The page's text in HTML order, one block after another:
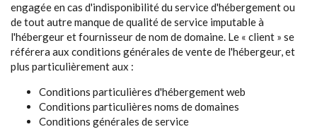
engagée en cas d'indisponibilité du service d'hébergement ou
de tout autre manque de qualité de service imputable à
l'hébergeur et fournisseur de nom de domaine. Le « client » se
référera aux conditions générales de vente de l'hébergeur, et
plus particulièrement aux :
Conditions particulières d'hébergement web
Conditions particulières noms de domaines
Conditions générales de service